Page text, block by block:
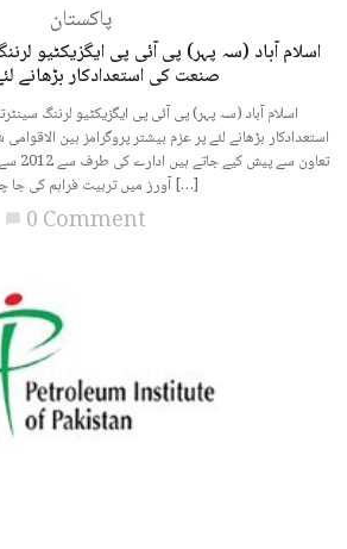
پاکستان
اسلام آباد (سہ پہر) پی آئی پی ایگزیکٹیو
صنعت کی استعدادکار بڑھانے
اسلام آباد (سہ پہر) پی آئی پی ایگزیکٹیو لرننگ
استعدادکار بڑھانے لئے پر عزم بیشتر پروگرامز بین
آورز میں تربیت فراہم کی جا چکی ہے […]
chat_bubble 0 Comment